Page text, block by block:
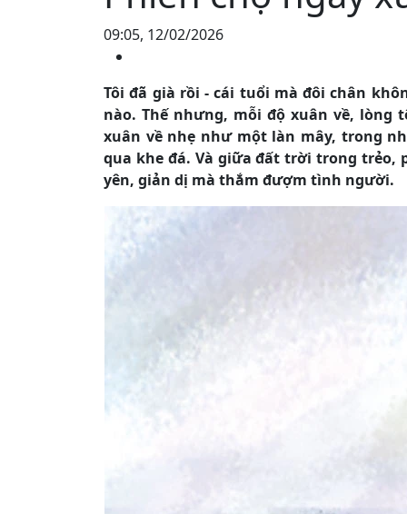
09:05, 12/02/2026
Tôi đã già rồi - cái tuổi mà đôi chân
nào. Thế nhưng, mỗi độ xuân về,
xuân về nhẹ như một làn mây, trong
qua khe đá. Và giữa đất trời trong trẻo,
yên, giản dị mà thắm đượm tình người.